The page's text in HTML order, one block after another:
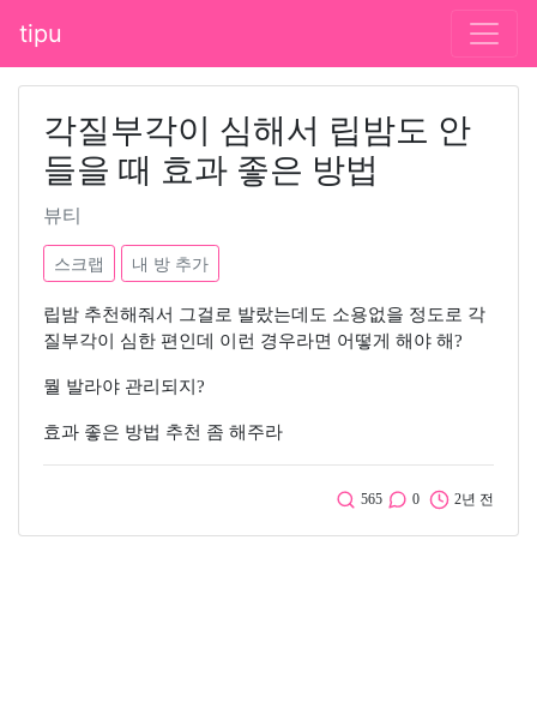
tipu
각질부각이 심해서 립밤도 안
들을 때 효과 좋은 방법
뷰티
스크랩 내 방 추가
립밤 추천해줘서 그걸로 발랐는데도 소용없을 정도로 각
질부각이 심한 편인데 이런 경우라면 어떻게 해야 해?
뭘 발라야 관리되지?
효과 좋은 방법 추천 좀 해주라
565 0 2년 전